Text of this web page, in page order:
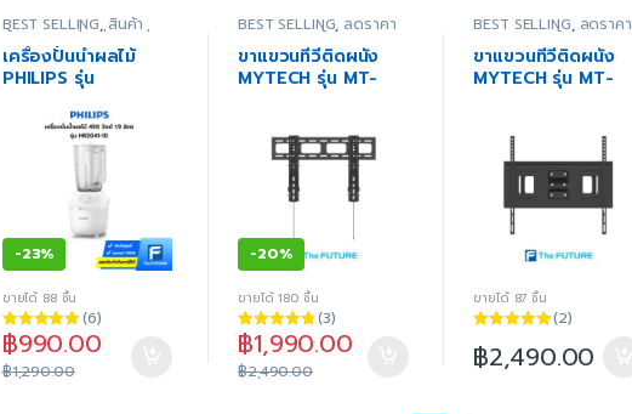
BEST SELLING,สินค้า
ทั้งหมด เครื่องปั่น เครื่อง
ใช้ไฟฟ้าขนาดเล็ก,เครื่องใช้
ไฟฟ้าในครัว,โปรเครื่องใช้
ไฟฟ้าในบ้านลดราคาล่าสุด
เครื่องปั่นน้ำผลไม้
PHILIPS รุ่น
วัตต์ 1.9 ลิตร
-23%
ขายได้ 88 ชิ้น
ให้คะแนน
4.83ตั้งแต่
1-5 คะแนน
(6)
฿990.00
฿1,290.00
BEST SELLING, ลดราคา
สินค้าทั้งหมด
สินค้าโปรโมชั่น,อุปกรณ์
เสริม,อุปกรณ์เสริมสำหรับ
ทีวี
ขาแขวนทีวีติดผนัง
MYTECH รุ่น MT-
-20%
ขายได้ 180 ชิ้น
ให้คะแนน
4.67ตั้งแต่
1-5 คะแนน
(3)
฿1,990.00
฿2,490.00
BEST SELLING, ลดราคา
สินค้าทั้งหมด
สินค้าโปรโมชั่น,อุปกรณ์
เสริม,อุปกรณ์เสริมสำหรับ
ทีวี
ขาแขวนทีวีติดผนัง
MYTECH รุ่น MT-
ขายได้ 87 ชิ้น
5.00ตั้งแต่ 1-
5 คะแนน
(2)
฿2,490.00